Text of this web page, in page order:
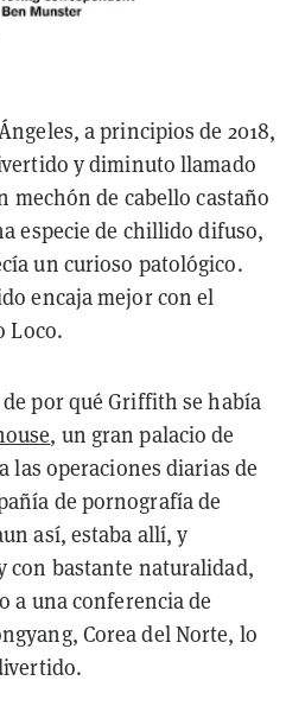
a principios de 2018,
y diminuto llamado
de cabello castaño
especie de chillido difuso,
un curioso patológico.
encaja mejor con el
Loco.
por qué Griffith se había
, un gran palacio de
las operaciones diarias de
de pornografía de
así, estaba allí, y
con bastante naturalidad,
a una conferencia de
Corea del Norte, lo